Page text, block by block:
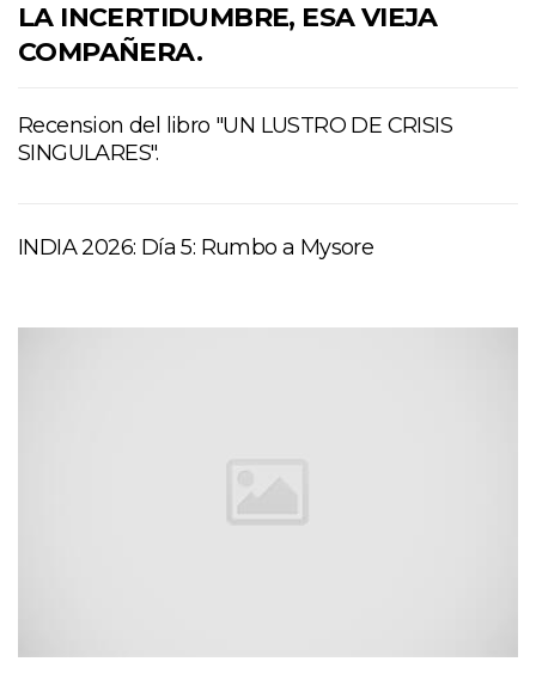
LA INCERTIDUMBRE, ESA VIEJA
COMPAÑERA.
Recension del libro "UN LUSTRO DE CRISIS
SINGULARES".
INDIA 2026: Día 5: Rumbo a Mysore